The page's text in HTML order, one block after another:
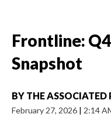
Frontline:
Snapshot
BY THE ASSOCIATED
February 27, 2026 | 2:14